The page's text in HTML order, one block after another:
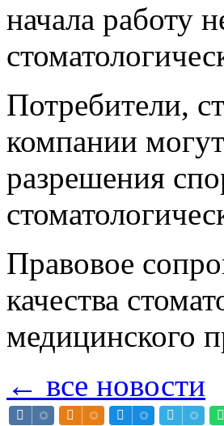
начала работу
Потребители,
компании
разрешения
Правовое
качества
медицинского
← все новости